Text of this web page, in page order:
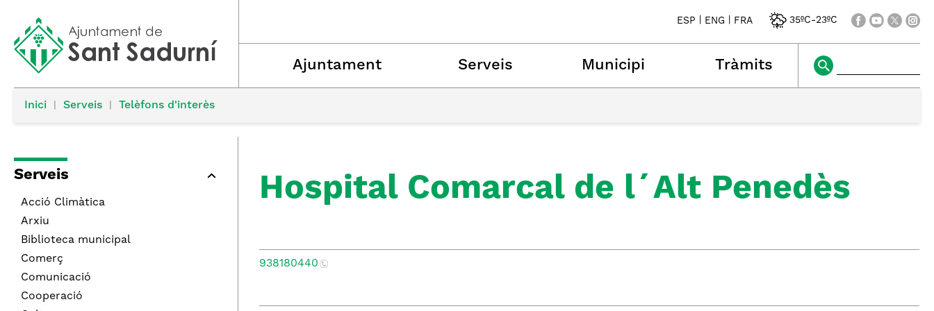
ESP ENG FRA 35ºC-23ºC
Ajuntament Serveis Municipi Tràmits
Inici Serveis Telèfons d'interès
Serveis
Acció Climàtica
Arxiu
Biblioteca municipal
Comerç
Comunicació
Cooperació
Hospital Comarcal de l´Alt Penedès
938180440